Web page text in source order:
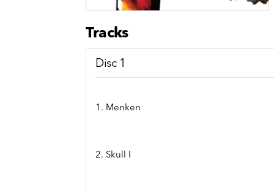
Classics
7 Inch singles
Bierviltjes
Tracks
Disc 1
1. Menken
2. Skull I